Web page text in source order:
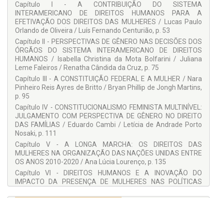
Direito Processual (IPDP). Diretora de Penal Internacional da
União Ibero-americano de Juízes (UIJ). Conselheira da
Editora Juruá. Mediadora do Congresso Internacional
CONSINTER. Autora de diversos livros e artigos. Juíza
formadora pela ENFAM (2023) e tutora pela EJUD - PR
(2023). Atualmente é Desembargadora Substituta do
Tribunal de Justiça do Estado do Paraná. E-mail:
denise_hammerschmidt@hotmail.com.
ORCID:https://orcid.org/0000-0002-1900-1666
COLABORADORES:
Adriane Garcel Chueire Calixto
Amanda Martins Ramos
Ana Bárbara B. Ferreira Motta
Ana Beatriz Angelis Pires
Ana Beatriz de Barros Leite
Ana Carolina Cadena Santos
Ana Conceição B. S. G. Ferreira
Capítulo I - A CONTRIBUIÇÃO DO SISTEMA
INTERAMERICANO DE DIREITOS HUMANOS PARA A
EFETIVAÇÃO DOS DIREITOS DAS MULHERES / Lucas Paulo
Orlando de Oliveira / Luís Fernando Centurião, p. 53
Capítulo II - PERSPECTIVAS DE GÊNERO NAS DECISÕES DOS
ÓRGÃOS DO SISTEMA INTERAMERICANO DE DIREITOS
HUMANOS / Isabella Christina da Mota Bolfarini / Juliana
Leme Faleiros / Renatha Cândida da Cruz, p. 75
Capítulo III - A CONSTITUIÇÃO FEDERAL E A MULHER / Nara
Pinheiro Reis Ayres de Britto / Bryan Phillip de Jongh Martins,
p. 95
Capítulo IV - CONSTITUCIONALISMO FEMINISTA MULTINÍVEL:
JULGAMENTO COM PERSPECTIVA DE GÊNERO NO DIREITO
DAS FAMÍLIAS / Eduardo Cambi / Letícia de Andrade Porto
Nosaki, p. 111
Capítulo V - A LONGA MARCHA: OS DIREITOS DAS
MULHERES NA ORGANIZAÇÃO DAS NAÇÕES UNIDAS ENTRE
OS ANOS 2010-2020 / Ana Lúcia Lourenço, p. 135
Capítulo VI - DIREITOS HUMANOS E A INOVAÇÃO DO
IMPACTO DA PRESENÇA DE MULHERES NAS POLÍTICAS